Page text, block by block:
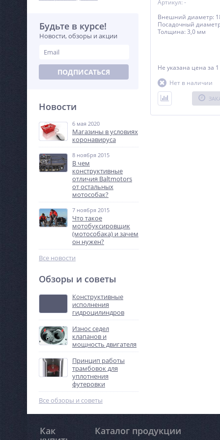
Будьте в курсе!
Новости, обзоры и акции
ПОДПИСАТЬСЯ
Новости
6 мая 2020
Магазины в условиях
коронавируса
8 ноября 2015
В чем
конструктивные
отличия Baltmotors
от остальных
мотособак?
7 ноября 2015
Что такое
мотобуксировщик
(мотособака) и зачем
он нужен?
Все новости
Обзоры и советы
Конструктивные
исполнения
гидроцилиндров
Износ седел
клапанов и
мощность двигателя
Принцип работы
трамбовок для
уплотнения
футеровки
Все обзоры и советы
Артикул: -
Внешний диаметр:
Посадочный
Толщина: 3,0 мм
Не указана цена за 1
Нет в наличии
Как Каталог продукции